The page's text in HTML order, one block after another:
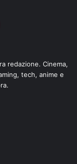
redazione. Cinema,
tech, anime e